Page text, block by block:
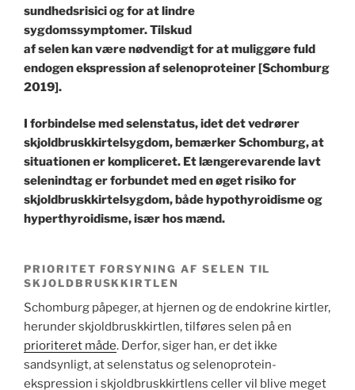
sundhedsrisici og for at lindre
sygdomssymptomer. Tilskud
af selen kan være nødvendigt for at muliggøre fuld
endogen ekspression af selenoproteiner [Schomburg
2019].
I forbindelse med selenstatus, idet det vedrører
skjoldbruskkirtelsygdom, bemærker Schomburg, at
situationen er kompliceret. Et længerevarende lavt
selenindtag er forbundet med en øget risiko for
skjoldbruskkirtelsygdom, både hypothyroidisme og
hyperthyroidisme, især hos mænd.
PRIORITET FORSYNING AF SELEN TIL
SKJOLDBRUSKKIRTLEN
Schomburg påpeger, at hjernen og de endokrine kirtler,
herunder skjoldbruskkirtlen, tilføres selen på en
prioriteret måde. Derfor, siger han, er det ikke
sandsynligt, at selenstatus og selenoprotein-
ekspression i skjoldbruskkirtlens celler vil blive meget